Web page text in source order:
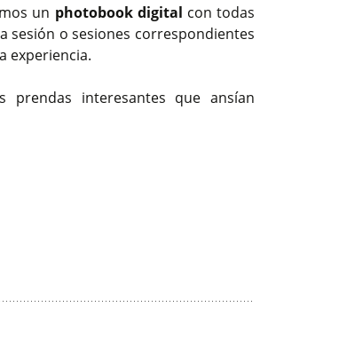
un photobook digital con todas
sesión o sesiones correspondientes
experiencia.
prendas interesantes que ansían